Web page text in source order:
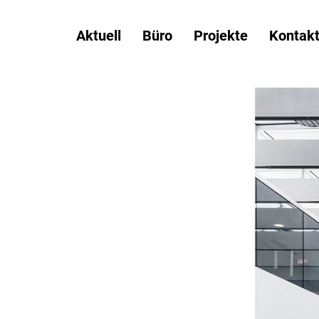
Aktuell Büro Projekte Kontakt